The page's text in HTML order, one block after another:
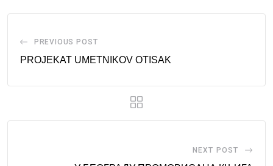
PREVIOUS POST
PROJEKAT UMETNIKOV OTISAK
NEXT POST